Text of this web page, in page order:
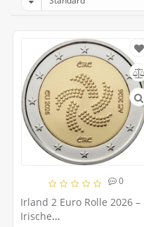
0
Irland 2 Euro Rolle 2026 –
Irische